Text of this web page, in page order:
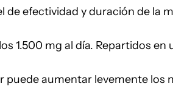
efectividad y duración de la
1.500 mg al día. Repartidos
aumentar levemente los